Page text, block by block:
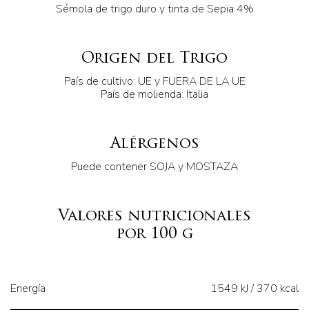
Sémola de trigo duro y tinta de Sepia 4%
Origen del Trigo
País de cultivo: UE y FUERA DE LA UE
País de molienda: Italia
Alérgenos
Puede contener SOJA y MOSTAZA
Valores nutricionales
por 100 g
Energía 1549 kJ / 370 kcal